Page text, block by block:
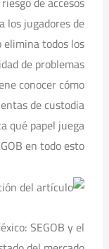
los jugadores de
elimina todos los
de problemas
conocer cómo
de custodia
qué papel juega
en todo esto.
SEGOB y el